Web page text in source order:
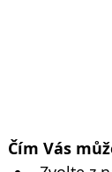
Čím Vás